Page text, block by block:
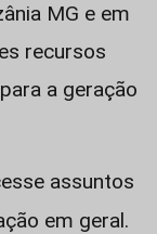
MG e em
recursos
a geração
assuntos
em geral.